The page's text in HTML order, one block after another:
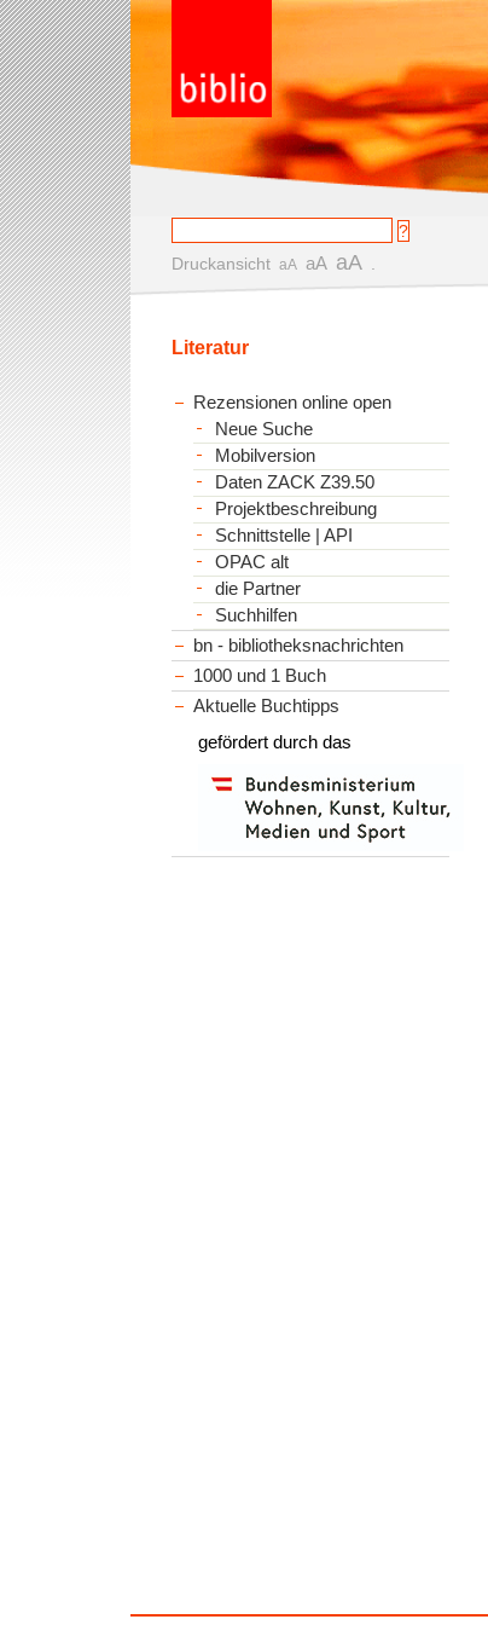
Druckansicht aA aA aA
Literatur
Rezensionen online open
Neue Suche
Mobilversion
Daten ZACK Z39.50
Projektbeschreibung
Schnittstelle | API
OPAC alt
die Partner
Suchhilfen
bn - bibliotheksnachrichten
1000 und 1 Buch
Aktuelle Buchtipps
gefördert durch das